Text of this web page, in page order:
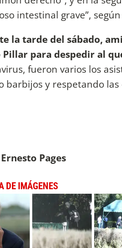
intestinal grave”,
la tarde del sábado,
Pillar para despedir al
fueron varios los
barbijos y respetando
Pages
DE IMÁGENES